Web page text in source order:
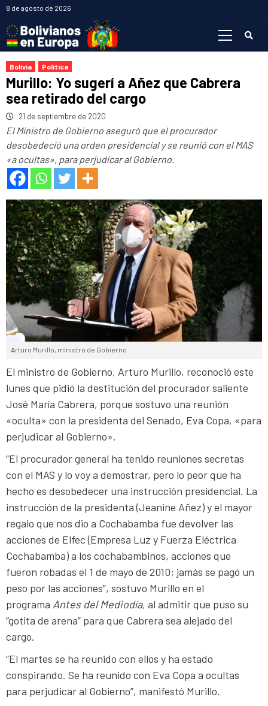
Saltar
contenido
8 de agosto de 2026
Bolivia Política
Murillo: Yo sugerí a Añez que Cabrera
sea retirado del cargo
21 de septiembre de 2020
El Ministro de Gobierno aseguró que el procurador
desobedeció una orden presidencial y se reunió con el MAS
«a ocultas», para perjudicar al Gobierno.
Arturo Murillo, ministro de Gobierno
El ministro de Gobierno, Arturo Murillo, reconoció este
lunes que pidió la destitución del procurador saliente
José María Cabrera, porque sostuvo una reunión
«oculta» con la presidenta del Senado, Eva Copa, «para
perjudicar al Gobierno».
“El procurador general ha tenido reuniones secretas
con el MAS y lo voy a demostrar, pero lo peor que ha
hecho es desobedecer una instrucción presidencial. La
instrucción de la presidenta (Jeanine Añez) y el mayor
regalo que nos dio a Cochabamba fue devolver las
acciones de Elfec (Empresa Luz y Fuerza Eléctrica
Cochabamba) a los cochabambinos, acciones que
fueron robadas el 1 de mayo de 2010; jamás se pagó un
peso por las acciones”, sostuvo Murillo en el
programa Antes del Mediodía, al admitir que puso su
“gotita de arena” para que Cabrera sea alejado del
cargo.
“El martes se ha reunido con ellos y ha estado
conspirando. Se ha reunido con Eva Copa a ocultas
para perjudicar al Gobierno”, manifestó Murillo.